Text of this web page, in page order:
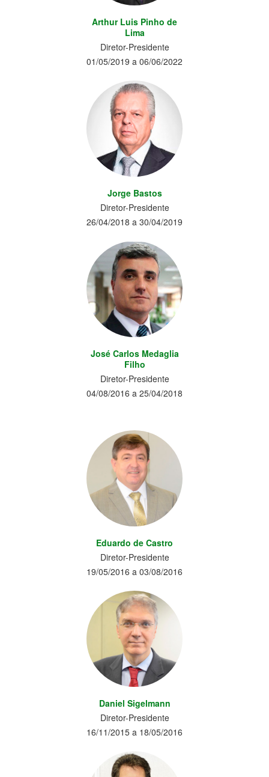
Arthur Luis Pinho de
Lima
Diretor-Presidente
01/05/2019 a 06/06/2022
Jorge Bastos
Diretor-Presidente
26/04/2018 a 30/04/2019
José Carlos Medaglia
Filho
Diretor-Presidente
04/08/2016 a 25/04/2018
Eduardo de Castro
Diretor-Presidente
19/05/2016 a 03/08/2016
Daniel Sigelmann
Diretor-Presidente
16/11/2015 a 18/05/2016